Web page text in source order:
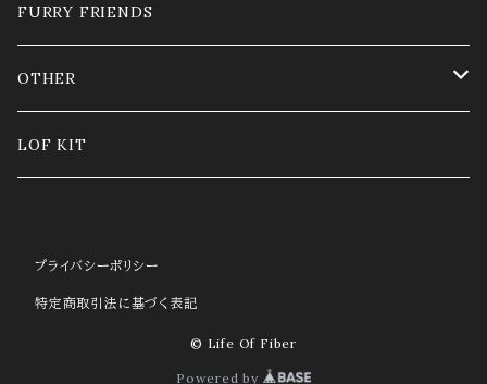
SHORT
OPTIONAL PARTS
Satin cord 1mm
Satin cord 2mm
Nylon cord 0.8mm SPAGHETTI
FURRY FRIENDS
OTHER
GLASS CORD
LOF KIT
プライバシーポリシー
特定商取引法に基づく表記
© Life Of Fiber
Powered by